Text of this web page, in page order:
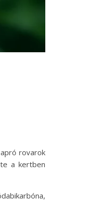
rovarok
a kertben